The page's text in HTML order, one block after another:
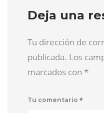
Deja una
Tu dirección de
publicada. Los
marcados con *
Tu comentario *